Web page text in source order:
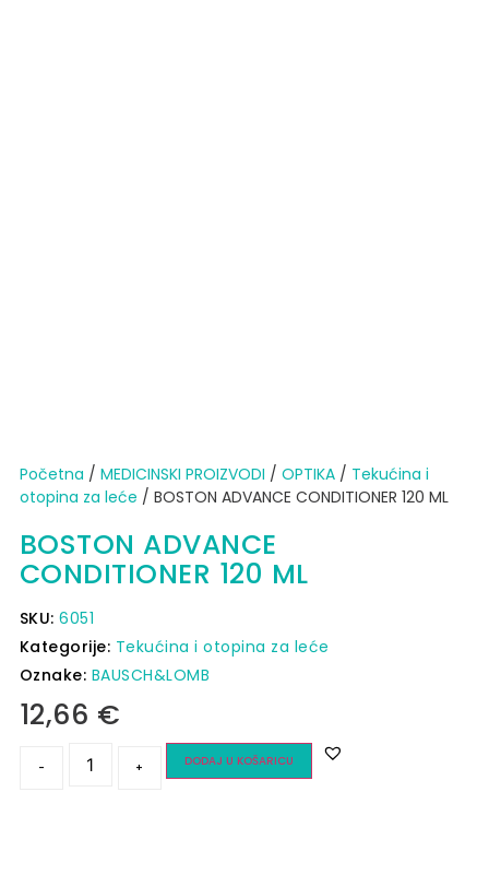
Početna / MEDICINSKI PROIZVODI / OPTIKA/ Tekućina i
otopina za leće / BOSTON ADVANCE CONDITIONER 120 ML
BOSTON ADVANCE
CONDITIONER 120 ML
SKU:6051
Kategorije: Tekućina i otopina za leće
Oznake: BAUSCH&LOMB
12,66 €
- + DODAJ U KOŠARICU